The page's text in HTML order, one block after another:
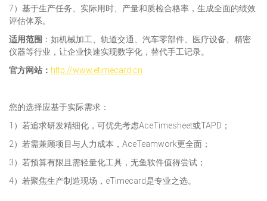
7）基于生产任务、实际用时、产量和质检合格率，生成全面的绩效
评估体系。
适用范围 ：如机械加工、轨道交通、汽车零部件、医疗设备、精密
仪器等行业，让企业快速实现数字化，替代手工记录。
官方网站： http://www.etimecard.cn
您的选择应基于实际需求：
1）若追求研发精细化，可优先考虑AceTimesheet或TAPD；
2）若需兼顾项目与人力成本，AceTeamwork更全面；
3）若预算有限且需轻量化工具，无鱼软件值得尝试；
4）若聚焦生产制造现场，eTimecard是专业之选。